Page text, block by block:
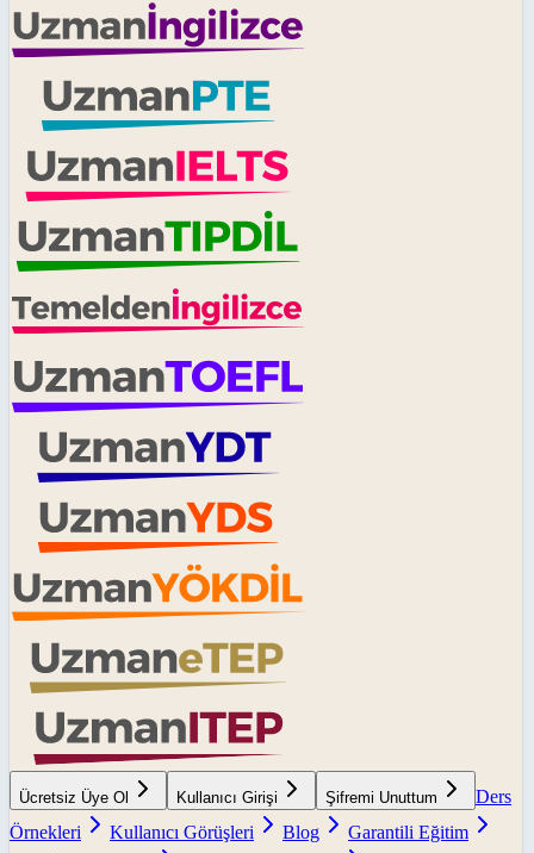
Ücretsiz Üye Ol Kullanıcı Girişi Şifremi Unuttum
Ders
Örnekleri
Kullanıcı Görüşleri Blog
Garantili Eğitim